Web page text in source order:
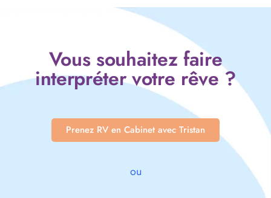
Vous souhaitez faire
interpréter votre rêve ?
Prenez RV en Cabinet avec Tristan
ou